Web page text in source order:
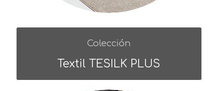
Colección
Textil TESILK PLUS